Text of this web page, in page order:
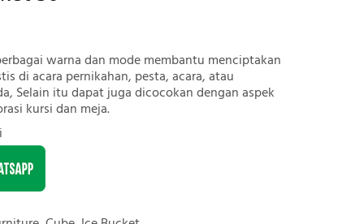
warna dan mode membantu menciptakan
di acara pernikahan, pesta, acara, atau
Selain itu dapat juga dicocokan dengan aspek
kursi dan meja.